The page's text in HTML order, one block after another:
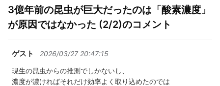
3億年前の昆虫が巨大だったのは「酸素濃度」
が原因ではなかった (2/2)のコメント
ゲスト 2026/03/27 20:47:15
現生の昆虫からの推測でしかないし、
濃度が濃ければそれだけ効率よく取り込めたのでは